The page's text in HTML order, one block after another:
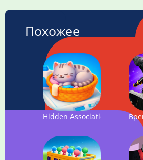
Похожее
Hidden Association – 3D